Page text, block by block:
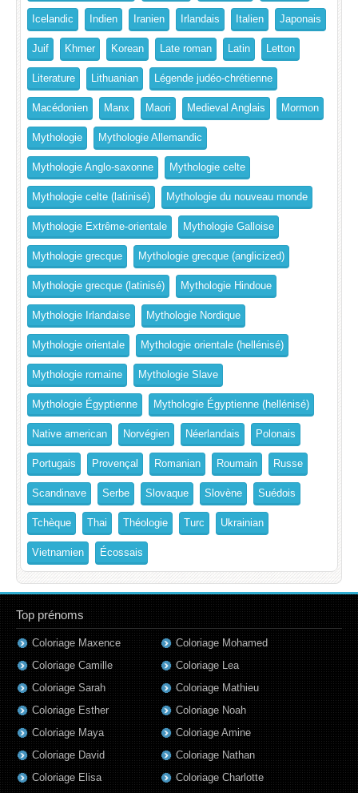
Icelandic Indien Iranien Irlandais Italien Japonais
Juif Khmer Korean Late roman Latin Letton
Literature Lithuanian Légende judéo-chrétienne
Macédonien Manx Maori Medieval Anglais Mormon
Mythologie Mythologie Allemandic
Mythologie Anglo-saxonne Mythologie celte
Mythologie celte (latinisé) Mythologie du nouveau monde
Mythologie Extrême-orientale Mythologie Galloise
Mythologie grecque Mythologie grecque (anglicized)
Mythologie grecque (latinisé) Mythologie Hindoue
Mythologie Irlandaise Mythologie Nordique
Mythologie orientale Mythologie orientale (hellénisé)
Mythologie romaine Mythologie Slave
Mythologie Égyptienne Mythologie Égyptienne (hellénisé)
Native american Norvégien Néerlandais Polonais
Portugais Provençal Romanian Roumain Russe
Scandinave Serbe Slovaque Slovène Suédois
Tchèque Thai Théologie Turc Ukrainian
Vietnamien Écossais
Top prénoms
Coloriage Maxence
Coloriage Camille
Coloriage Sarah
Coloriage Esther
Coloriage Maya
Coloriage David
Coloriage Elisa
Coloriage Mohamed
Coloriage Lea
Coloriage Mathieu
Coloriage Noah
Coloriage Amine
Coloriage Nathan
Coloriage Charlotte